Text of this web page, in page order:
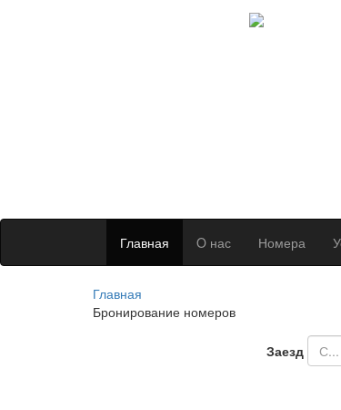
Главная O нас Номера
Главная
Бронирование номеров
Заезд